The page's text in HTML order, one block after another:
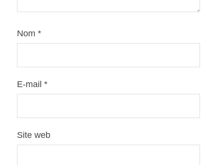
Nom *
E-mail *
Site web